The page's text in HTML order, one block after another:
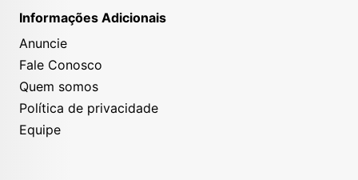
Informações Adicionais
Anuncie
Fale Conosco
Quem somos
Política de privacidade
Equipe